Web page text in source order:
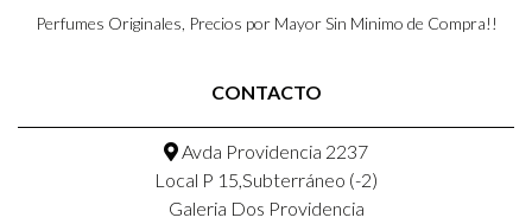
Perfumes Originales, Precios por Mayor Sin Minimo de Compra!!
CONTACTO
Avda Providencia 2237
Local P 15,Subterráneo (-2)
Galeria Dos Providencia